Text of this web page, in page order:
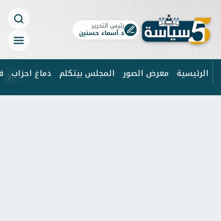
رئيس التحرير
د.أسماء حسنين
الرئيسية معرض الصور المجلس بيتكلم دماغ احزاب